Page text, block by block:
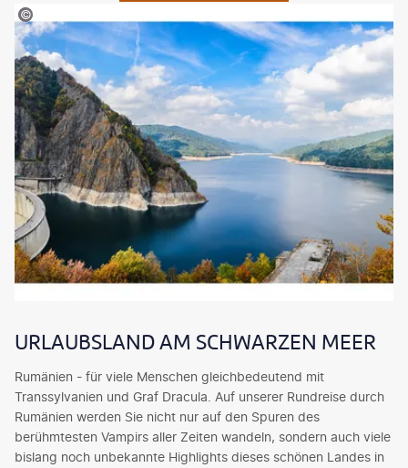
©Emi Cristea
URLAUBSLAND AM SCHWARZEN MEER
Rumänien - für viele Menschen gleichbedeutend mit
Transsylvanien und Graf Dracula. Auf unserer Rundreise durch
Rumänien werden Sie nicht nur auf den Spuren des
berühmtesten Vampirs aller Zeiten wandeln, sondern auch viele
bislang noch unbekannte Highlights dieses schönen Landes in